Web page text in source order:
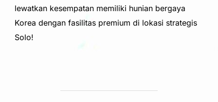
lewatkan kesempatan memiliki hunian bergaya
Korea dengan fasilitas premium di lokasi strategis
Solo!